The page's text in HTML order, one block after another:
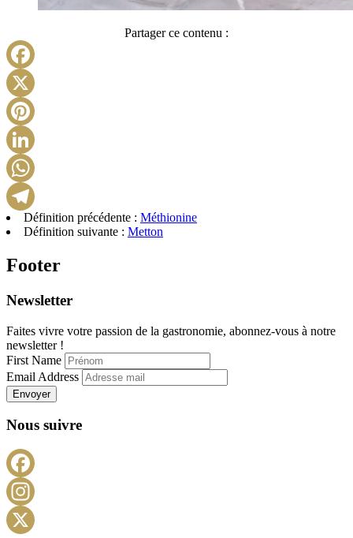
Partager ce contenu :
Telegram
Définition précédente : Méthionine
Définition suivante : Metton
Footer
Newsletter
Faites vivre votre passion de la gastronomie, abonnez-vous à notre
newsletter !
First Name
Email Address
Envoyer
Nous suivre